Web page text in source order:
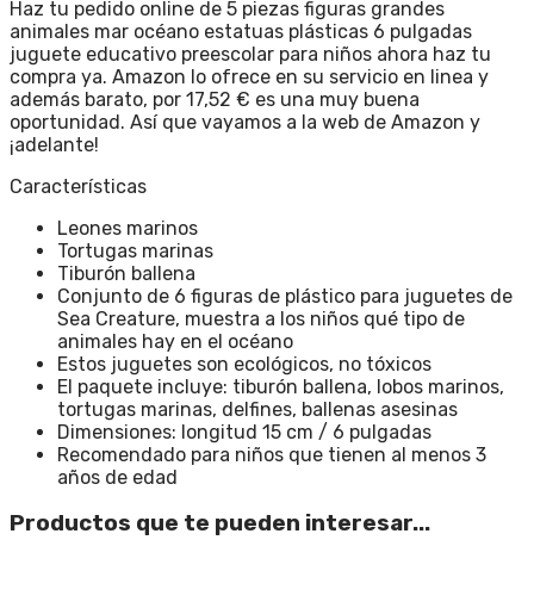
Haz tu pedido online de 5 piezas figuras grandes
animales mar océano estatuas plásticas 6 pulgadas
juguete educativo preescolar para niños ahora haz tu
compra ya. Amazon lo ofrece en su servicio en linea y
además barato, por 17,52 € es una muy buena
oportunidad. Así que vayamos a la web de Amazon y
¡adelante!
Características
Leones marinos
Tortugas marinas
Tiburón ballena
Conjunto de 6 figuras de plástico para juguetes de
Sea Creature, muestra a los niños qué tipo de
animales hay en el océano
Estos juguetes son ecológicos, no tóxicos
El paquete incluye: tiburón ballena, lobos marinos,
tortugas marinas, delfines, ballenas asesinas
Dimensiones: longitud 15 cm / 6 pulgadas
Recomendado para niños que tienen al menos 3
años de edad
Productos que te pueden interesar...